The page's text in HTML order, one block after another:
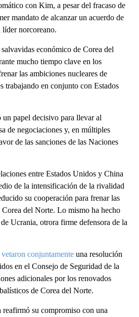
con Kim, a pesar del fracaso de
mandato de alcanzar un acuerdo de
líder norcoreano.
económico de Corea del
mucho tiempo clave en los
las ambiciones nucleares de
trabajando en conjunto con Estados
papel decisivo para llevar al
de negociaciones y, en múltiples
de las sanciones de las Naciones
entre Estados Unidos y China
de la intensificación de la rivalidad
su cooperación para frenar las
Corea del Norte. Lo mismo ha hecho
Ucrania, otrora firme defensora de la
vetaron conjuntamente una resolución
en el Consejo de Seguridad de la
adicionales por los renovados
de Corea del Norte.
su compromiso con una